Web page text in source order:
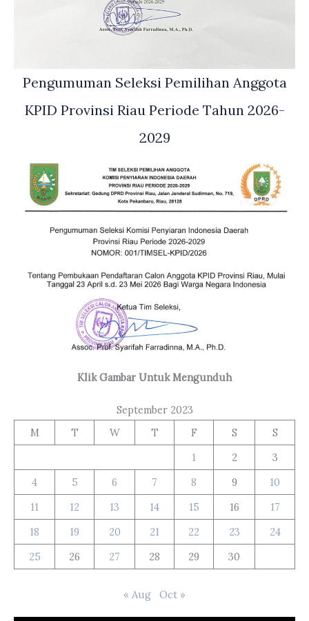
Pengumuman Seleksi Pemilihan Anggota
KPID Provinsi Riau Periode Tahun 2026-
2029
Klik Gambar Untuk Mengunduh
September 2023
M
T W T F S
S
1
2
3
4
5 6 7 8 9
10
11
12 13 14 15 16
17
18
19 20 21 22 23
24
25
26 27 28 29 30
« Aug Oct »